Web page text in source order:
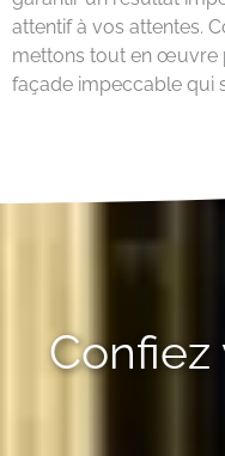
attentif à vos attentes.
mettons tout en œuvre
façade impeccable qui